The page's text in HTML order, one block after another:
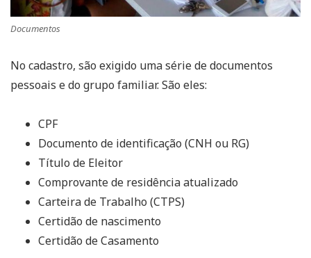
Documentos
No cadastro, são exigido uma série de documentos
pessoais e do grupo familiar. São eles:
CPF
Documento de identificação (CNH ou RG)
Título de Eleitor
Comprovante de residência atualizado
Carteira de Trabalho (CTPS)
Certidão de nascimento
Certidão de Casamento